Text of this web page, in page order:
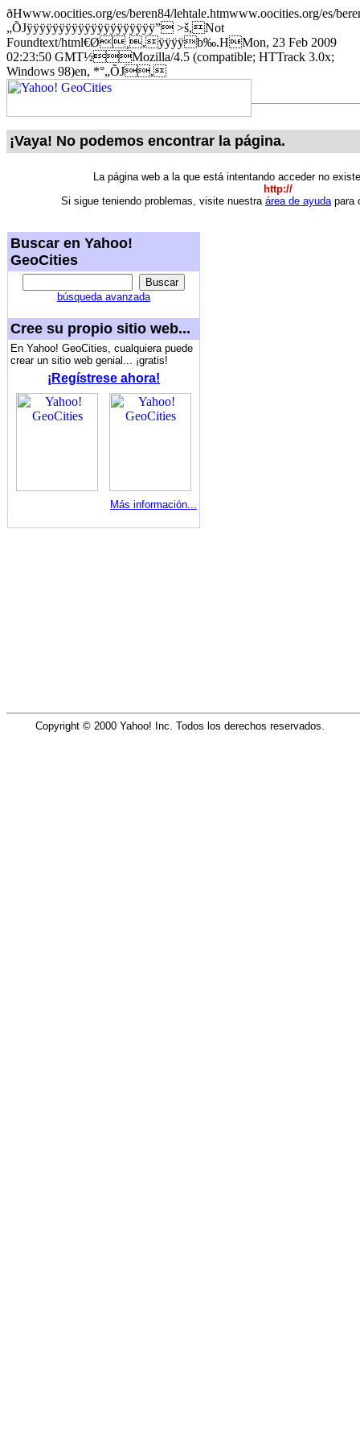
ðHwww.oocities.org/es/beren84/lehtale.htmwww.oocities.org/es/
„ÕJÿÿÿÿÿÿÿÿÿÿÿÿÿÿÿÿÿÿÿÿ” >š,Not
Foundtext/html€Ø¸,ÿÿÿÿb‰.HMon, 23 Feb 2009
02:23:50 GMT½Mozilla/4.5 (compatible; HTTrack 3.0x;
Windows 98)en, *°„ÕJ,
¡Vaya! No podemos encontrar la página.
La página web a la que está intentando acceder no
http://
Si sigue teniendo problemas, visite nuestra área de ayudapara
Buscar en Yahoo!
GeoCities
búsqueda avanzada
Cree su propio sitio web...
En Yahoo! GeoCities, cualquiera puede
crear un sitio web genial... ¡gratis!
¡Regístrese ahora!
Más información...
Copyright © 2000 Yahoo! Inc. Todos los derechos reservados.